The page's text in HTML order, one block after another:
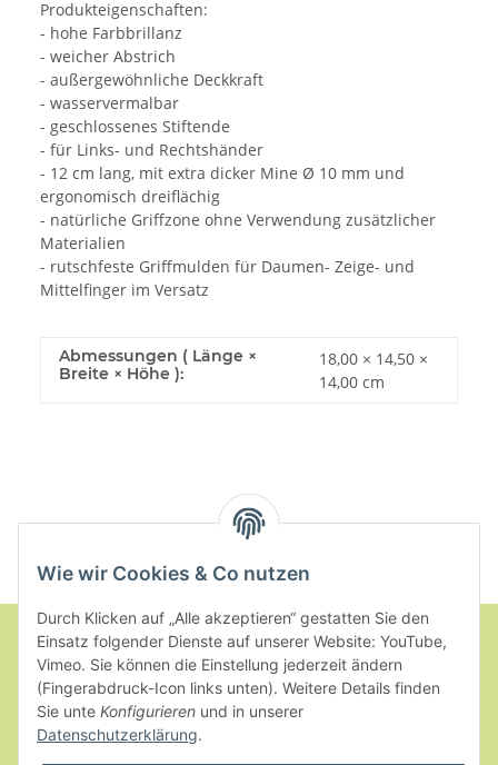
Produkteigenschaften:
- hohe Farbbrillanz
- weicher Abstrich
- außergewöhnliche Deckkraft
- wasservermalbar
- geschlossenes Stiftende
- für Links- und Rechtshänder
- 12 cm lang, mit extra dicker Mine Ø 10 mm und
ergonomisch dreiflächig
- natürliche Griffzone ohne Verwendung zusätzlicher
Materialien
- rutschfeste Griffmulden für Daumen- Zeige- und
Mittelfinger im Versatz
Abmessungen ( Länge ×
Breite × Höhe ):
18,00 × 14,50 ×
14,00 cm
Informationen
Gesetzliche Informationen
Wie wir Cookies & Co nutzen
Durch Klicken auf „Alle akzeptieren“ gestatten Sie den
Einsatz folgender Dienste auf unserer Website: YouTube,
Vimeo. Sie können die Einstellung jederzeit ändern
(Fingerabdruck-Icon links unten). Weitere Details finden
Sie unte Konfigurieren und in unserer
Datenschutzerklärung.